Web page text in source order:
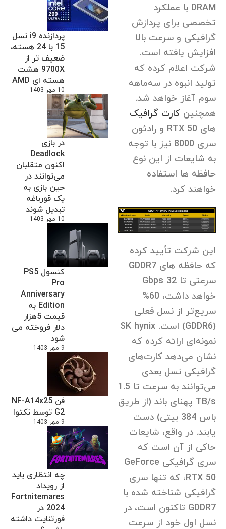
پردازنده i9 نسل
15 با 24 هسته،
ضعیف تر از
9700X هشت
هسته ای AMD
10 مهر 1403
در بازی
Deadlock
اکنون متقلبان
می‌توانند در
حین بازی به
یک قورباغه
تبدیل شوند
10 مهر 1403
کنسول PS5
Pro
Anniversary
Edition به
قیمت 5هزار
دلار فروخته می
شود
9 مهر 1403
فن NF-A14x25
G2 توسط نکتوا
9 مهر 1403
چه انتظاری باید
از رویداد
Fortnitemares
2024 در
فورتنایت داشته
DRAM با عملکرد
تخصصی برای پردازش
گرافیکی و سرعت بالا
افزایش یافته است.
شرکت اعلام کرده که
تولید انبوه در سه‌ماهه
سوم آغاز خواهد شد.
همچنین کارت گرافیک
های RTX 50 و رادئون
سری 8000 نیز با توجه
به شایعات از این نوع
حافظه ها استفاده
خواهند کرد.
این شرکت تأیید کرده
که حافظه های GDDR7
سرعتی تا 32 Gbps
خواهد داشت، 60%
سریع‌تر از نسل فعلی
(GDDR6) است. SK hynix
نمونه‌ای ارائه کرده که
نشان می‌دهد کارت‌های
گرافیکی نسل بعدی
می‌توانند به سرعت تا 1.5
TB/s پهنای باند (از طریق
باس 384 بیتی) دست
یابند. در واقع، شایعات
حاکی از آن است که
سری گرافیکی GeForce
RTX 50، که تنها سری
گرافیکی شناخته شده با
GDDR7 تاکنون است، در
نسل اول خود از سرعت